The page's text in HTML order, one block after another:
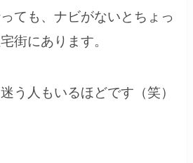
ても、ナビがないとちょっ
街にあります。
う人もいるほどです（笑）